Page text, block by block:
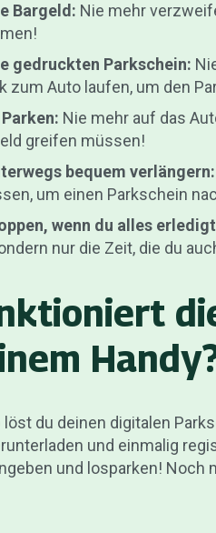
Bargeld: Nie mehr
gedruckten Parkschein:
zum Auto laufen, um den
Nie mehr auf das
greifen müssen!
bequem verlängern:
um einen Parkschein
wenn du alles
nur die Zeit, die du
du deinen digitalen
und einmalig
und losparken! Noch